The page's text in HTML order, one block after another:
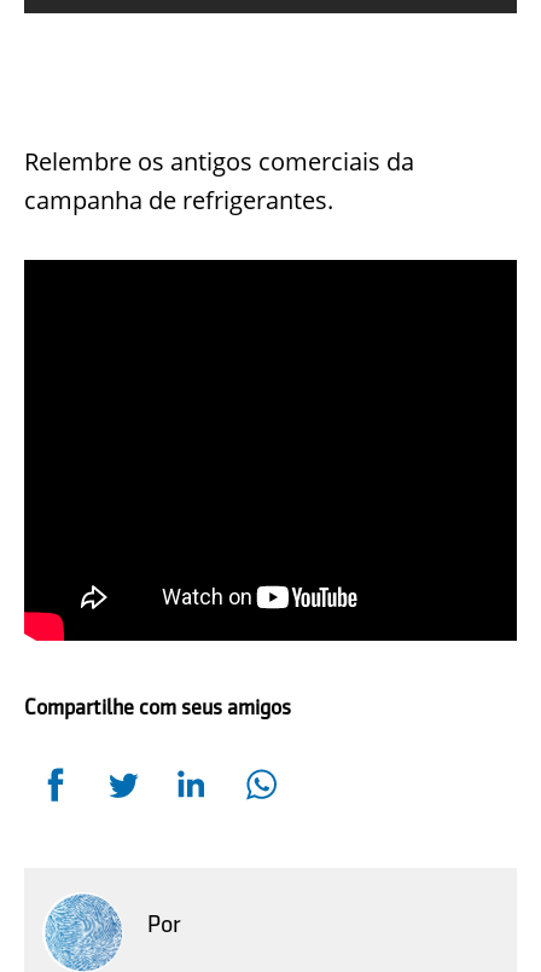
Relembre os antigos comerciais da
campanha de refrigerantes.
Compartilhe com seus amigos
Por